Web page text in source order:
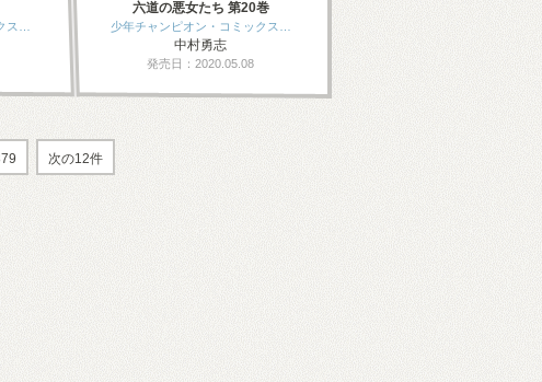
ス…
六道の悪女たち 第20巻
少年チャンピオン・コミックス…
中村勇志
発売日：2020.05.08
次の12件